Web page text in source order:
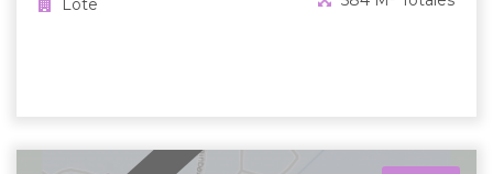
Lote